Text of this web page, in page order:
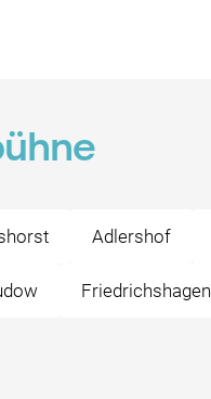
Adlershof
Friedrichshagen